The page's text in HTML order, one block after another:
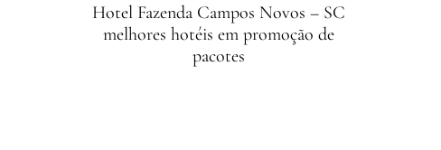
Hotel Fazenda Campos Novos – SC
melhores hotéis em promoção de
pacotes